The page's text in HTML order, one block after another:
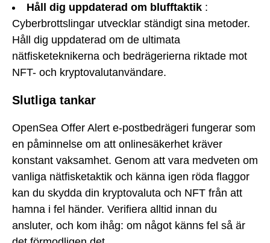
Håll dig uppdaterad om blufftaktik :
Cyberbrottslingar utvecklar ständigt sina metoder.
Håll dig uppdaterad om de ultimata
nätfisketeknikerna och bedrägerierna riktade mot
NFT- och kryptovalutanvändare.
Slutliga tankar
OpenSea Offer Alert e-postbedrägeri fungerar som
en påminnelse om att onlinesäkerhet kräver
konstant vaksamhet. Genom att vara medveten om
vanliga nätfisketaktik och känna igen röda flaggor
kan du skydda din kryptovaluta och NFT från att
hamna i fel händer. Verifiera alltid innan du
ansluter, och kom ihåg: om något känns fel så är